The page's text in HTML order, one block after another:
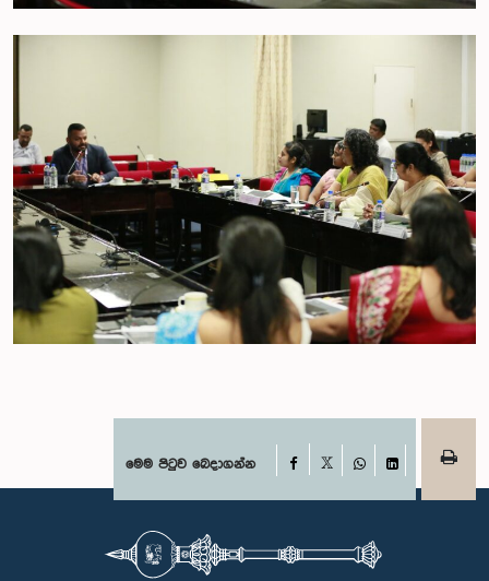
මෙම පිටුව බෙදාගන්න Facebook
WhatsAppLinkedIn